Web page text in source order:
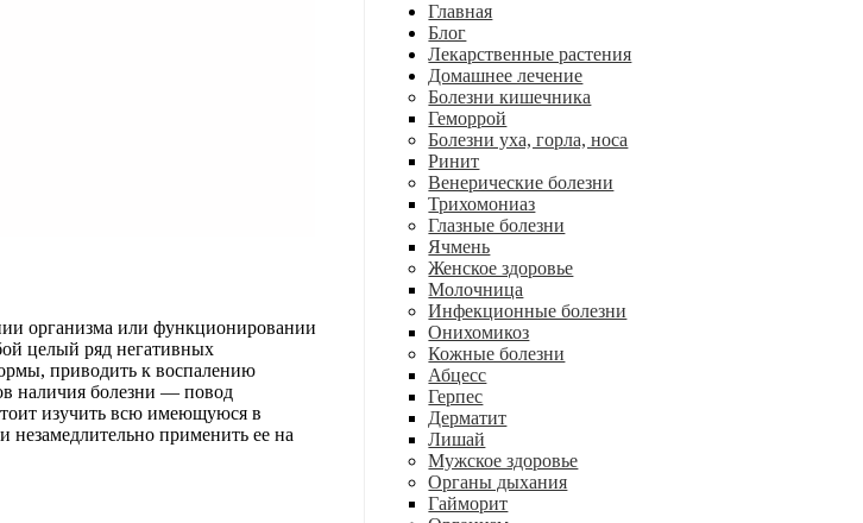
организма или функционировании
целый ряд негативных
приводить к воспалению
наличия болезни — повод
изучить всю имеющуюся в
применить ее на
Главная
Блог
Лекарственные растения
Домашнее лечение
Болезни кишечника
Геморрой
Болезни уха, горла, носа
Ринит
Венерические болезни
Трихомониаз
Глазные болезни
Ячмень
Женское здоровье
Молочница
Инфекционные болезни
Онихомикоз
Кожные болезни
Абцесс
Герпес
Дерматит
Лишай
Мужское здоровье
Органы дыхания
Гайморит